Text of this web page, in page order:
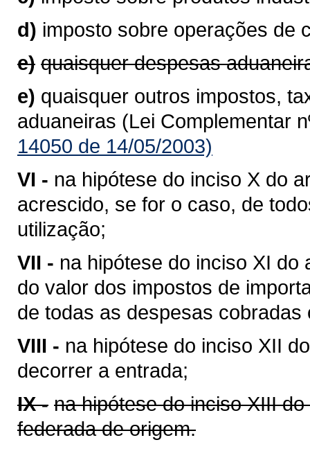
d) imposto sobre operações de
e) quaisquer despesas
e) quaisquer outros impostos,
aduaneiras (Lei Complementar
14050 de 14/05/2003)
VI - na hipótese do inciso X do
acrescido, se for o caso, de
utilização;
VII - na hipótese do inciso XI do
do valor dos impostos de
de todas as despesas
VIII - na hipótese do inciso XII
decorrer a entrada;
IX - na hipótese do inciso XIII
federada de origem.